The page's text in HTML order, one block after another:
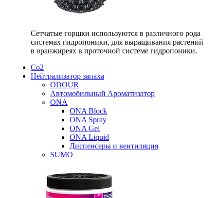
Сетчатые горшки используются в различного рода
системах гидропоники, для выращивания растений
в оранжиреях в проточной системе гидропоники.
Со2
Нейтрализатор запаха
ODOUR
Автомобильный Ароматизатор
ONA
ONA Block
ONA Spray
ONA Gel
ONA Liquid
Диспенсеры и вентиляция
SUMO